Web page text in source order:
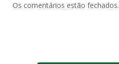
Os comentários estão fechados.